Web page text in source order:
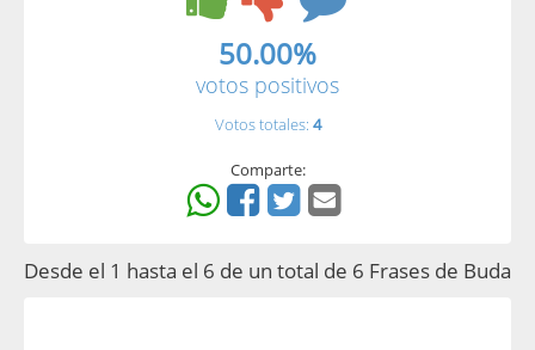
50.00%
votos positivos
Votos totales: 4
Comparte:
Desde el 1 hasta el 6 de un total de 6 Frases de Buda